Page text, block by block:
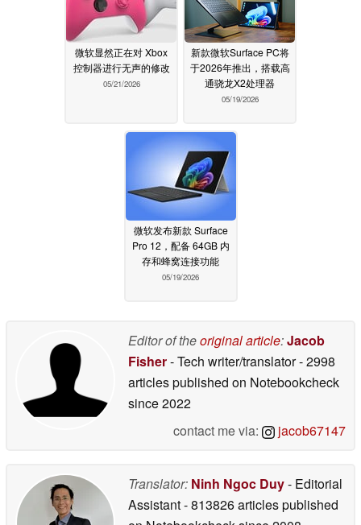
微软显然正在对 Xbox
控制器进行无声的修改
05/21/2026
新款微软Surface PC将
于2026年推出，搭载高
通骁龙X2处理器
05/19/2026
微软发布新款 Surface
Pro 12，配备 64GB 内
存和蜂窝连接功能
05/19/2026
Editor of theoriginal article:Jacob
Fisher- Tech writer/translator- 2998
articles published on Notebookcheck
since 2022
contact me via:
jacob67147
Translator: Ninh Ngoc Duy- Editorial
Assistant- 813826 articles published